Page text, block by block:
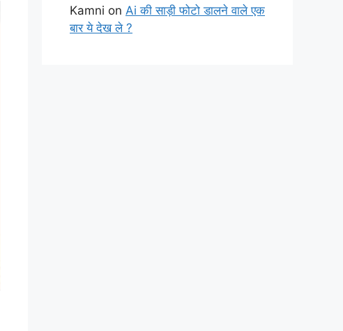
Kamni on Ai की साड़ी फोटो डालने वाले एक
बार ये देख ले ?